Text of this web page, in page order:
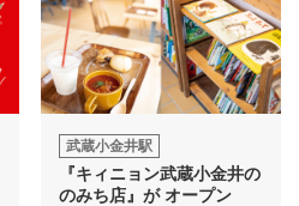
武蔵小金井駅
『キィニョン武蔵小金井の
のみち店』が オープン